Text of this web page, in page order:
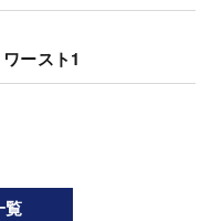
ースト1
覧